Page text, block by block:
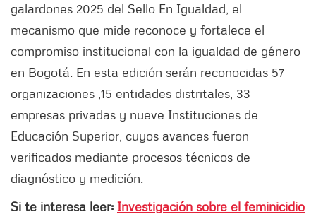
galardones 2025 del Sello En Igualdad, el
mecanismo que mide reconoce y fortalece el
compromiso institucional con la igualdad de género
en Bogotá. En esta edición serán reconocidas 57
organizaciones ,15 entidades distritales, 33
empresas privadas y nueve Instituciones de
Educación Superior, cuyos avances fueron
verificados mediante procesos técnicos de
diagnóstico y medición.
Si te interesa leer: Investigación sobre el feminicidio